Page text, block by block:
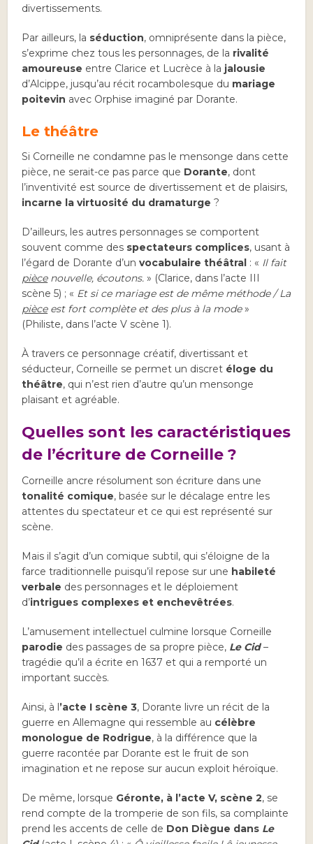
divertissements.
Par ailleurs, la séduction, omniprésente dans la pièce,
s’exprime chez tous les personnages, de la rivalité
amoureuse entre Clarice et Lucrèce à la jalousie
d’Alcippe, jusqu’au récit rocambolesque du mariage
poitevin avec Orphise imaginé par Dorante.
Le théâtre
Si Corneille ne condamne pas le mensonge dans cette
pièce, ne serait-ce pas parce que Dorante, dont
l’inventivité est source de divertissement et de plaisirs,
incarne la virtuosité du dramaturge ?
D’ailleurs, les autres personnages se comportent
souvent comme des spectateurs complices, usant à
l’égard de Dorante d’unvocabulaire théâtral : « Il fait
piècenouvelle, écoutons. » (Clarice, dans l’acte III
scène 5) ; « Et si ce mariage est de même méthode / La
pièceest fort complète et des plus à la mode»
(Philiste, dans l’acte V scène 1).
À travers ce personnage créatif, divertissant et
séducteur, Corneille se permet un discret éloge du
théâtre, qui n’est rien d’autre qu’un mensonge
plaisant et agréable.
Quelles sont les caractéristiques
de l’écriture de Corneille ?
Corneille ancre résolument son écriture dans une
tonalité comique, basée sur le décalage entre les
attentes du spectateur et ce qui est représenté sur
scène.
Mais il s’agit d’un comique subtil, qui s’éloigne de la
farce traditionnelle puisqu’il repose sur une habileté
verbale des personnages et le déploiement
d’intrigues complexes et enchevêtrées.
L’amusement intellectuel culmine lorsque Corneille
parodie des passages de sa propre pièce, Le Cid–
tragédie qu’il a écrite en 1637 et qui a remporté un
important succès.
Ainsi, à l’acte I scène 3, Dorante livre un récit de la
guerre en Allemagne qui ressemble au célèbre
monologue de Rodrigue, à la différence que la
guerre racontée par Dorante est le fruit de son
imagination et ne repose sur aucun exploit héroïque.
De même, lorsque Géronte, à l’acte V, scène 2, se
rend compte de la tromperie de son fils, sa complainte
prend les accents de celle de Don Diègue dans Le